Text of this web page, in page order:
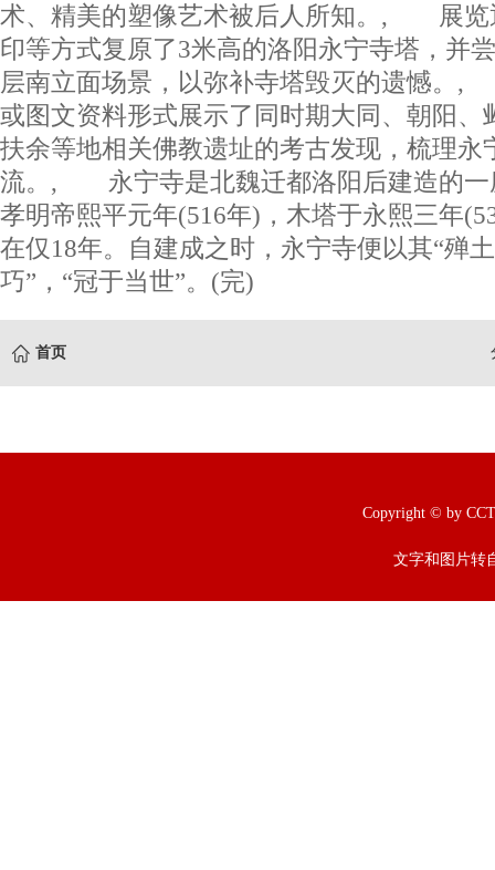
术、精美的塑像艺术被后人所知。, 展览
印等方式复原了3米高的洛阳永宁寺塔，并
层南立面场景，以弥补寺塔毁灭的遗憾
或图文资料形式展示了同时期大同、朝阳、
扶余等地相关佛教遗址的考古发现，梳理永
流。, 永宁寺是北魏迁都洛阳后建造的一
孝明帝熙平元年(516年)，木塔于永熙三年
在仅18年。自建成之时，永宁寺便以其“殚
巧”，“冠于当世”。(完)
首页
Copyright © by
文字和图片转